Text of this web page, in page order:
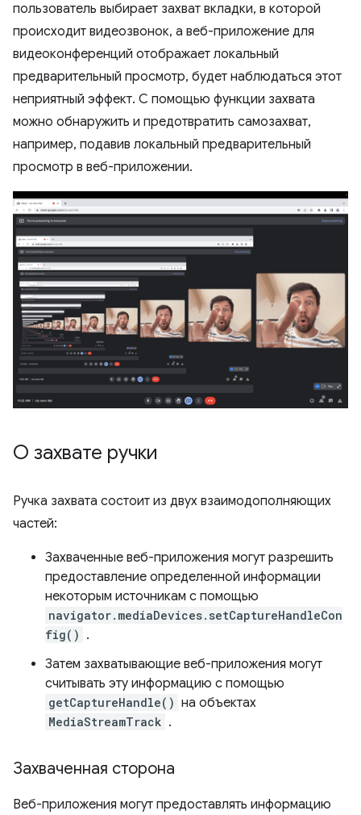
пользователь выбирает захват вкладки, в которой
происходит видеозвонок, а веб-приложение для
видеоконференций отображает локальный
предварительный просмотр, будет наблюдаться этот
неприятный эффект. С помощью функции захвата
можно обнаружить и предотвратить самозахват,
например, подавив локальный предварительный
просмотр в веб-приложении.
О захвате ручки
Ручка захвата состоит из двух взаимодополняющих
частей:
Захваченные веб-приложения могут разрешить
предоставление определенной информации
некоторым источникам с помощью
navigator.mediaDevices.setCaptureHandleCon
fig() .
Затем захватывающие веб-приложения могут
считывать эту информацию с помощью
getCaptureHandle() на объектах
MediaStreamTrack .
Захваченная сторона
Веб-приложения могут предоставлять информацию